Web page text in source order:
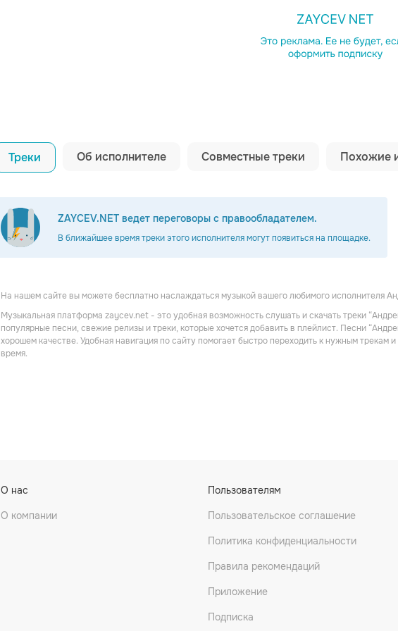
Копировать ссылку
Треки Об исполнителе Совместные треки Похожие
ZAYCEV.NET ведет переговоры с правообладателем.
В ближайшее время треки этого исполнителя могут появиться на площадке.
Иван Кучин
Шансон
Александр Дюмин
Шансон
Михаил Шуфутинский
Шансон
На нашем сайте вы можете бесплатно наслаждаться музыкой вашего любимого исполнителя
Музыкальная платформа zaycev.net - это удобная возможность слушать и скачать треки
популярные песни, свежие релизы и треки, которые хочется добавить в плейлист. Песни
хорошем качестве. Удобная навигация по сайту помогает быстро переходить к нужным
время.
О нас
О компании
Пользователям
Пользовательское соглашение
Политика конфиденциальности
Правила рекомендаций
Приложение
Подписка